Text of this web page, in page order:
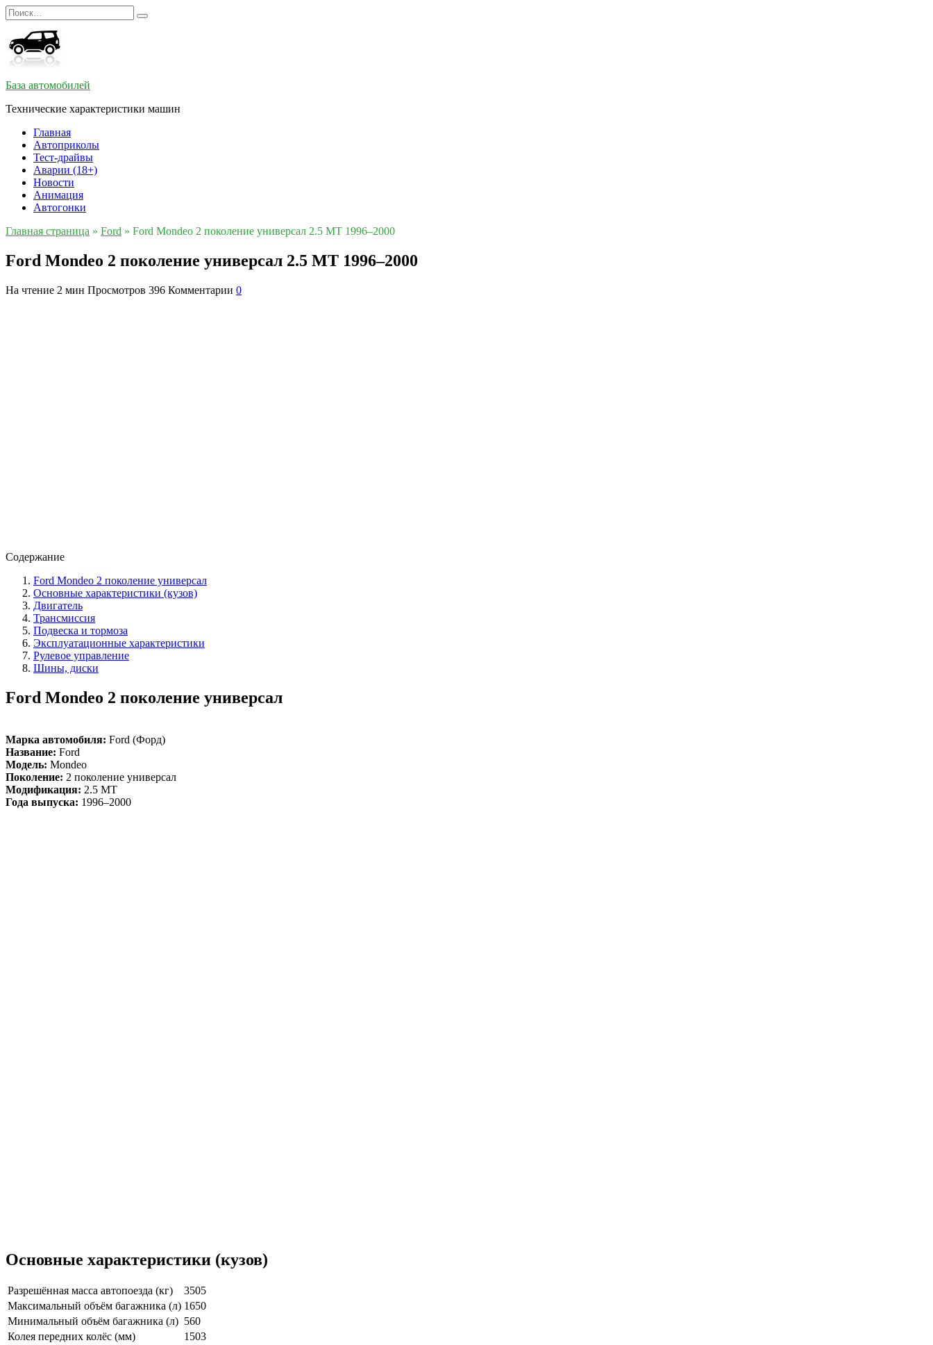
Перейти
к
содержанию
Search
for:
База автомобилей
Технические характеристики машин
Главная
Автоприколы
Тест-драйвы
Аварии (18+)
Новости
Анимация
Автогонки
Главная страница » Ford » Ford Mondeo 2 поколение универсал 2.5 MT 1996–2000
Ford Mondeo 2 поколение универсал 2.5 MT 1996–2000
На чтение 2 мин Просмотров 396 Комментарии 0
Содержание
Ford Mondeo 2 поколение универсал
Основные характеристики (кузов)
Двигатель
Трансмиссия
Подвеска и тормоза
Эксплуатационные характеристики
Рулевое управление
Шины, диски
Ford Mondeo 2 поколение универсал
Марка автомобиля: Ford (Форд)
Название: Ford
Модель: Mondeo
Поколение: 2 поколение универсал
Модификация: 2.5 MT
Года выпуска: 1996–2000
Основные характеристики (кузов)
Разрешённая масса автопоезда (кг)
3505
Максимальный объём багажника (л) 1650
Минимальный объём багажника (л) 560
Колея передних колёс (мм)
1503